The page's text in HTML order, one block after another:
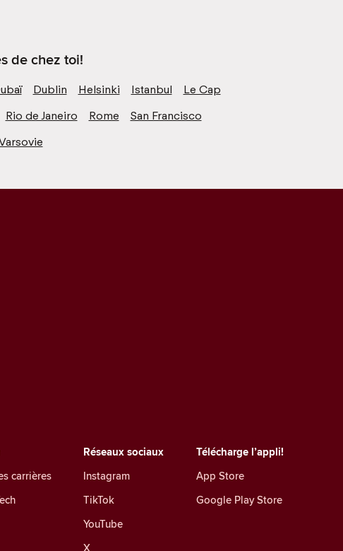
de chez toi!
Dublin Helsinki Istanbul
Le Cap
Rio de Janeiro Rome
San Francisco
Réseaux sociaux
Instagram
TikTok
YouTube
X
carrières
Télécharge l’appli!
App Store
Google Play Store